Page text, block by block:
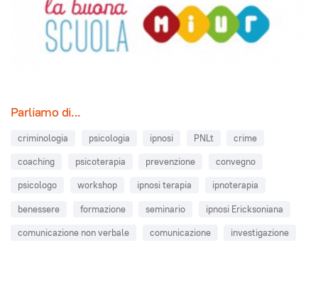
Parliamo di...
criminologia psicologia ipnosi PNLt
crime
coaching
psicoterapia prevenzione
convegno
psicologo
workshop ipnosi terapia
ipnoterapia
benessere
formazione seminario
ipnosi Ericksoniana
comunicazione non verbale
comunicazione investigazione